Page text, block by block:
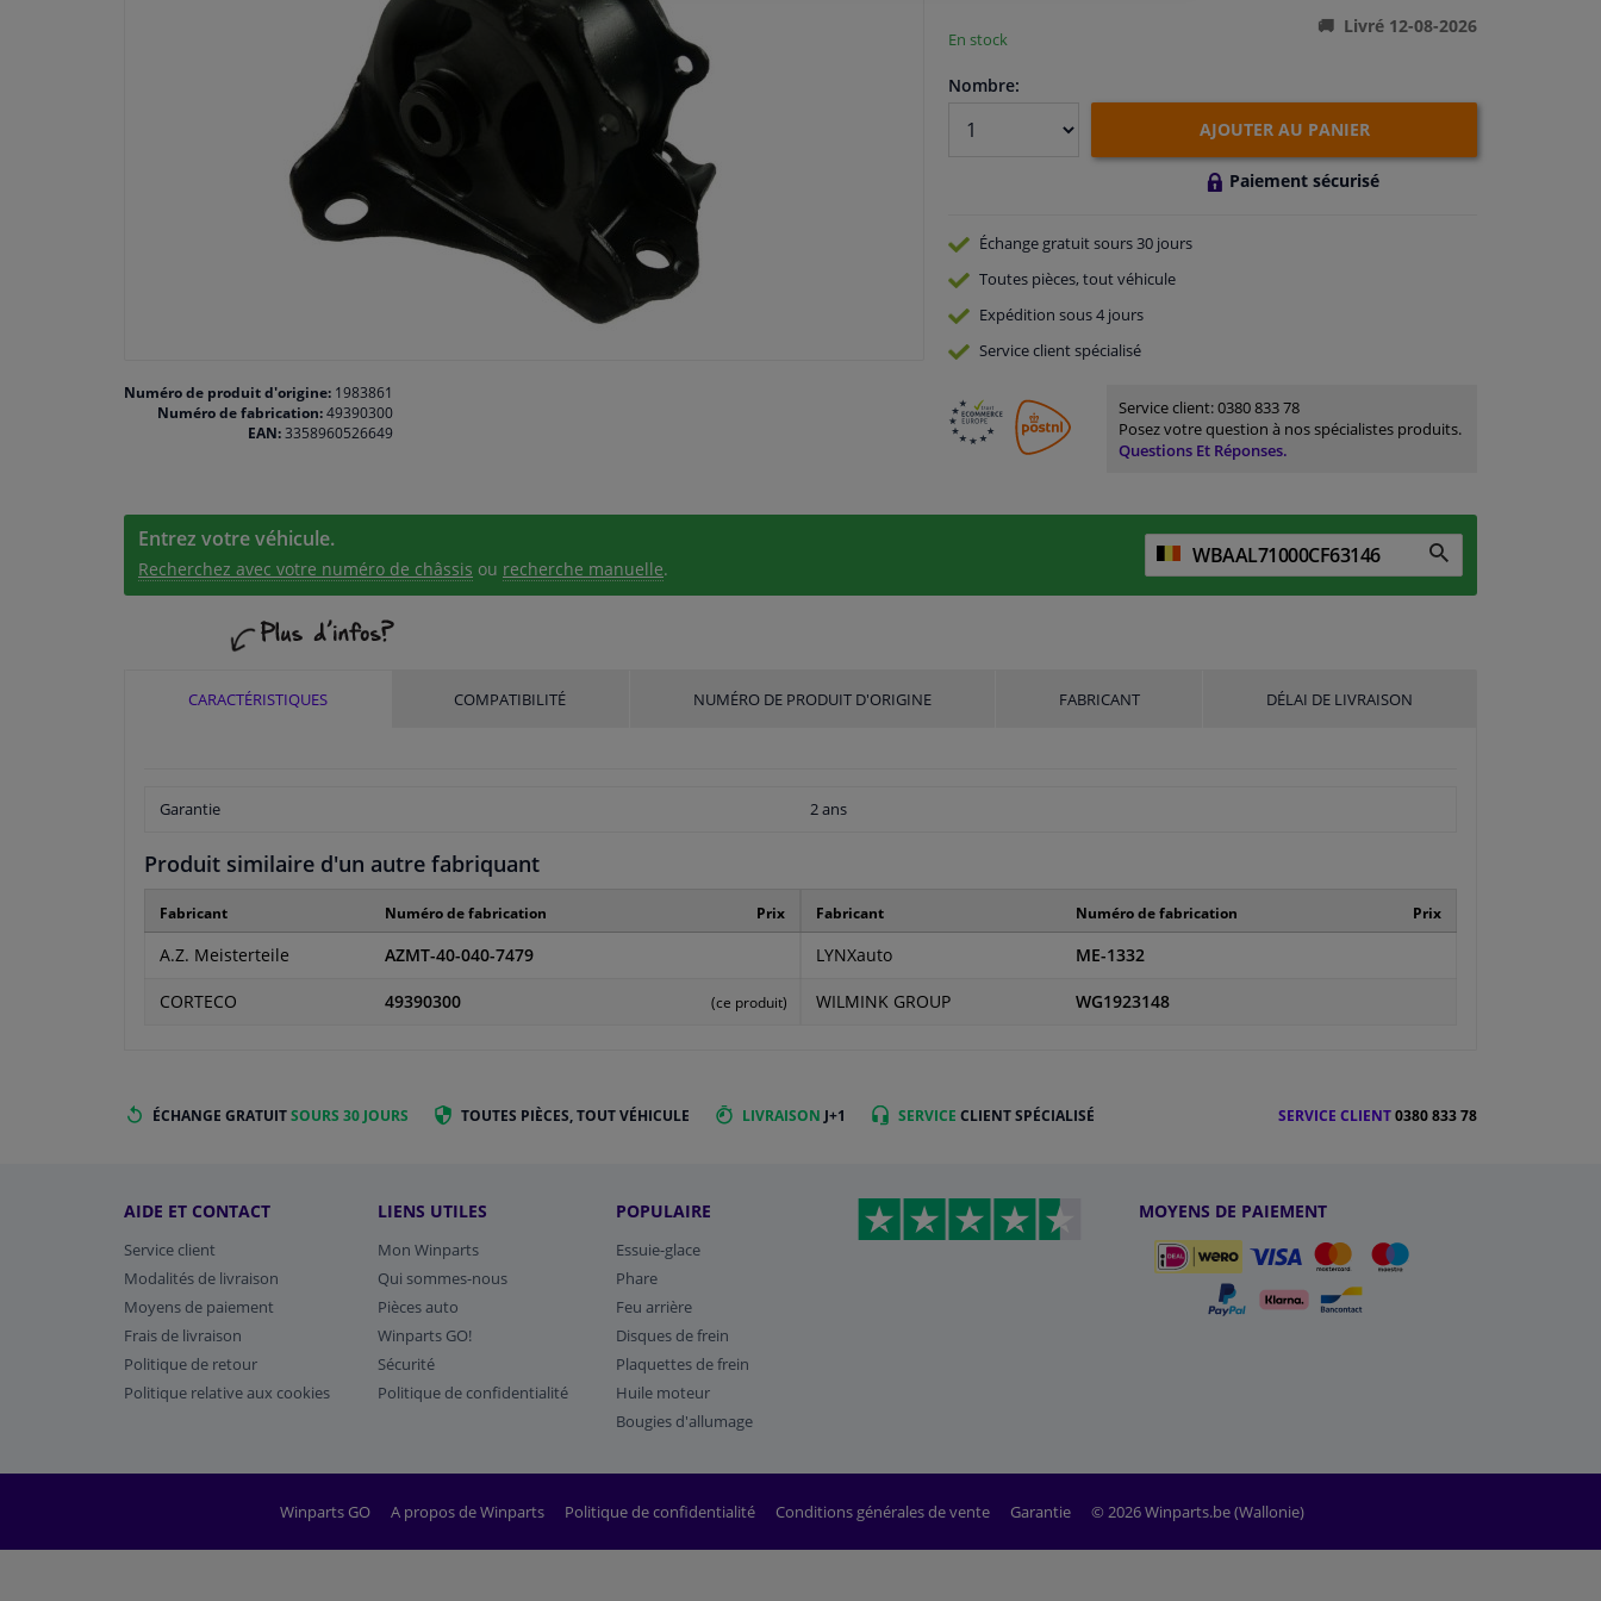
Numéro de produit d'origine: 1983861
Numéro de fabrication:49390300
EAN:3358960526649
En stock
Livré 12-08-2026
Nombre:
AJOUTER AU PANIER
Paiement sécurisé
Échange gratuitsours 30 jours
Toutes pièces, tout véhicule
Expédition sous 4 jours
Serviceclient spécialisé
Service client:0380 833 78
Posez votre question à nos spécialistes produits.
Questions Et Réponses.
Entrez votre véhicule.
Recherchez avec votre numéro de châssis ou recherche manuelle.
CARACTÉRISTIQUES COMPATIBILITÉ NUMÉRO DE PRODUIT D'ORIGINE FABRICANT DÉLAI DE LIVRAISON
Garantie 2 ans
Produit similaire d'un autre fabriquant
Fabricant Numéro de fabrication Prix
A.Z. Meisterteile AZMT-40-040-7479
CORTECO 49390300 (ce produit)
Fabricant Numéro de fabrication Prix
LYNXauto ME-1332
WILMINK GROUP WG1923148
ÉCHANGE GRATUITSOURS 30 JOURS TOUTES PIÈCES, TOUT VÉHICULE LIVRAISON J+1 SERVICE CLIENT SPÉCIALISÉ SERVICE CLIENT0380 833 78
AIDE ET CONTACT
Service client
Modalités de livraison
Moyens de paiement
Frais de livraison
Politique de retour
Politique relative aux cookies
LIENS UTILES
Mon Winparts
Qui sommes-nous
Pièces auto
Winparts GO!
Sécurité
Politique de confidentialité
POPULAIRE
Essuie-glace
Phare
Feu arrière
Disques de frein
Plaquettes de frein
Huile moteur
Bougies d'allumage
MOYENS DE PAIEMENT
Winparts GO A propos de Winparts Politique de confidentialité Conditions générales de vente Garantie © 2026 Winparts.be (Wallonie)